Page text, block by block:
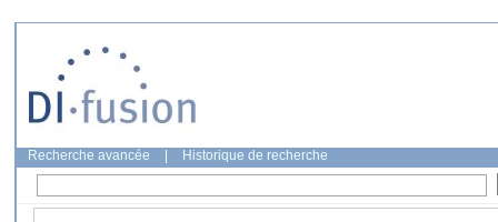
Recherche avancée Historique de recherche